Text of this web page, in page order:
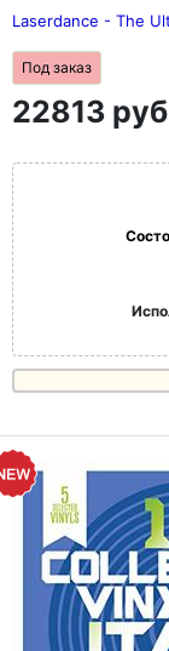
Laserdance - The
Под заказ
22813